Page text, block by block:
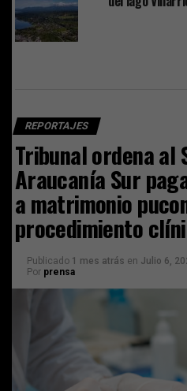
REPORTAJES
Tribunal ordena al
Araucanía Sur
a matrimonio
procedimiento
Publicado 1 mes atrás en Julio 6,
Por prensa